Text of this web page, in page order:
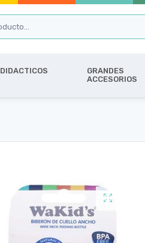
DIDACTICOS
GRANDES
ACCESORIOS